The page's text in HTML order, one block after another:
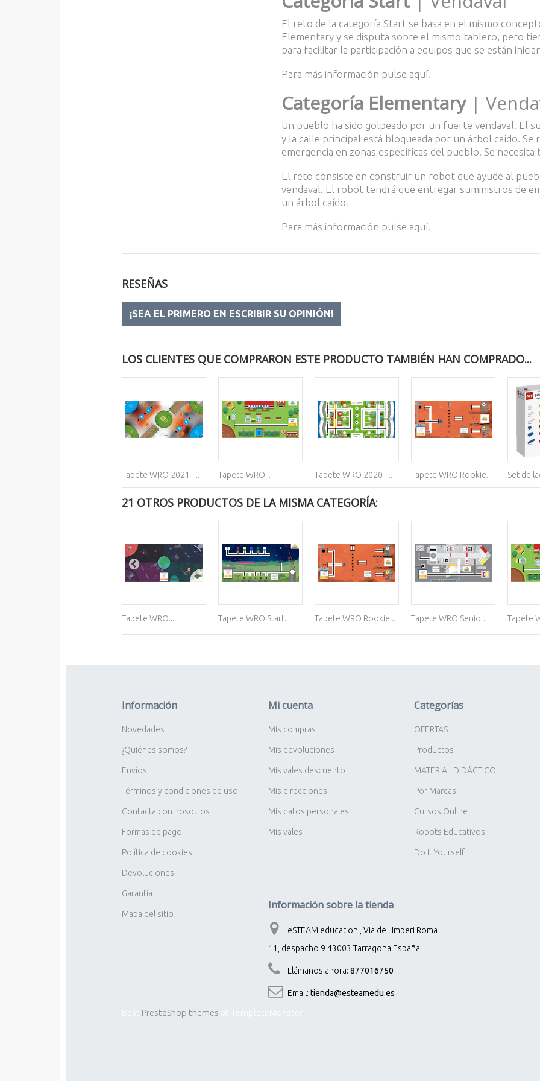
El reto de la categoría Start se basa en el mismo
Elementary y se disputa sobre el mismo tablero, pero
para facilitar la participación a equipos que se están
Para más información pulse aquí.
Categoría Elementary |
Un pueblo ha sido golpeado por un fuerte vendaval. El
y la calle principal está bloqueada por un árbol caído. Se
emergencia en zonas específicas del pueblo. Se necesita
El reto consiste en construir un robot que ayude al
vendaval. El robot tendrá que entregar suministros de
un árbol caído.
Para más información pulse aquí.
RESEÑAS
¡SEA EL PRIMERO EN ESCRIBIR SU OPINIÓN!
LOS CLIENTES QUE COMPRARON ESTE PRODUCTO TAMBIÉN HAN COMPRADO...
Tapete WRO 2021 -... Tapete WRO... Tapete WRO 2020 -... Tapete WRO Rookie... Set de
21 OTROS PRODUCTOS DE LA MISMA CATEGORÍA:
Tapete WRO... Tapete WRO Start... Tapete WRO Rookie... Tapete WRO Senior... Tapete
Información
Novedades
¿Quiénes somos?
Envíos
Términos y condiciones de uso
Contacta con nosotros
Formas de pago
Política de cookies
Devoluciones
Garantía
Mapa del sitio
Mi cuenta
Mis compras
Mis devoluciones
Mis vales descuento
Mis direcciones
Mis datos personales
Mis vales
Categorías
OFERTAS
Productos
MATERIAL DIDÁCTICO
Por Marcas
Cursos Online
Robots Educativos
Do It Yourself
Información sobre la tienda
eSTEAM education , Via de l'Imperi Roma
11, despacho 9 43003 Tarragona España
Llámanos ahora: 877016750
Email: tienda@esteamedu.es
PrestaShop themes